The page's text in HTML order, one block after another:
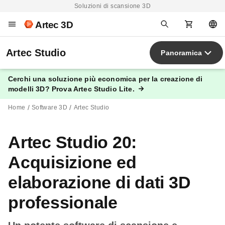
Soluzioni di scansione 3D
Artec 3D
Artec Studio Panoramica
Cerchi una soluzione più economica per la creazione di
modelli 3D? Prova Artec Studio Lite.
Home Software 3D Artec Studio
Artec Studio 20:
Acquisizione ed
elaborazione di dati 3D
professionale